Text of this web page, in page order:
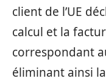
client de l’UE
calcul et la
correspondant
éliminant ainsi